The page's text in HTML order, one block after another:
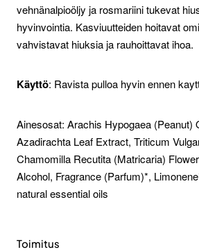
vehnänalpioöljy ja rosmariini tukevat
hyvinvointia. Kasviuutteiden hoitavat
vahvistavat hiuksia ja rauhoittavat ihoa.
Käyttö: Ravista pulloa hyvin ennen
Ainesosat: Arachis Hypogaea (Peanut)
Azadirachta Leaf Extract, Triticum
Chamomilla Recutita (Matricaria)
Alcohol, Fragrance (Parfum)*,
natural essential oils
Toimitus